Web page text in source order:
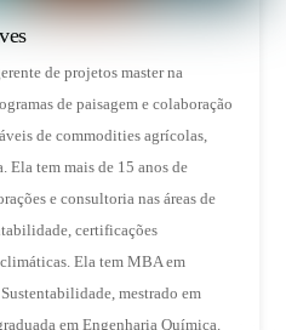
de projetos master na
de paisagem e colaboração
de commodities agrícolas,
tem mais de 15 anos de
e consultoria nas áreas de
certificações
Ela tem MBA em
mestrado em
em Engenharia Química.